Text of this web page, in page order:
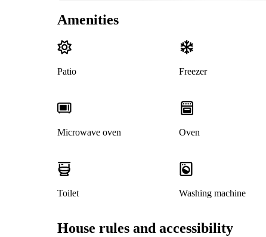
Amenities
Patio Freezer
Microwave oven Oven
Toilet Washing machine
House rules and accessibility